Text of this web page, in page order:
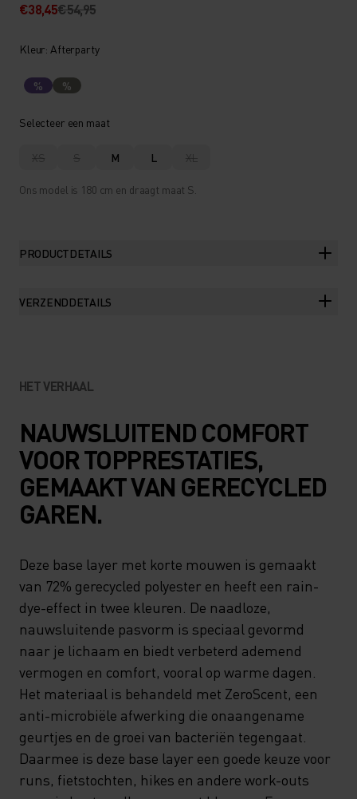
€38,45€54,95
Kleur: Afterparty
% %
Selecteer een maat
XS S M L XL
Ons model is 180 cm en draagt maat S.
PRODUCTDETAILS
VERZENDDETAILS
HET VERHAAL
NAUWSLUITEND COMFORT
VOOR TOPPRESTATIES,
GEMAAKT VAN GERECYCLED
GAREN.
Deze base layer met korte mouwen is gemaakt
van 72% gerecycled polyester en heeft een rain-
dye-effect in twee kleuren. De naadloze,
nauwsluitende pasvorm is speciaal gevormd
naar je lichaam en biedt verbeterd ademend
vermogen en comfort, vooral op warme dagen.
Het materiaal is behandeld met ZeroScent, een
anti-microbiële afwerking die onaangename
geurtjes en de groei van bacteriën tegengaat.
Daarmee is deze base layer een goede keuze voor
runs, fietstochten, hikes en andere work-outs